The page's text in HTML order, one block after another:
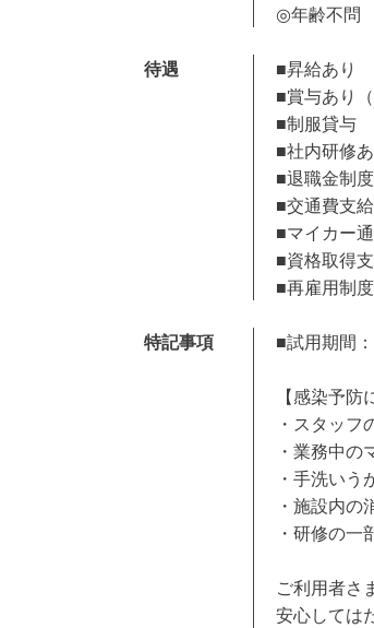
◎年齢不問
待遇
■昇給あり
■賞与あり（
■制服貸与
■社内研修
■退職金制
■交通費支給
■マイカー
■資格取得
■再雇用制
特記事項 ■試用期間
【感染予防
・スタッ
・業務中
・手洗い
・施設内の
・研修の一
ご利用者さ
安心しては